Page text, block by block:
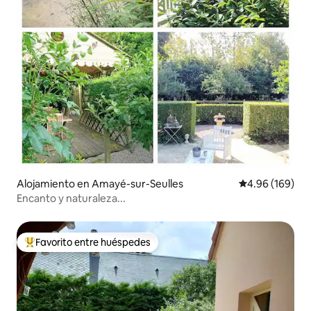
Alojamiento en Amayé-sur-Seulles Calificación
4.96 (169)
Encanto y naturaleza...
Favorito entre huéspedes preferido
Favorito entre huéspedes